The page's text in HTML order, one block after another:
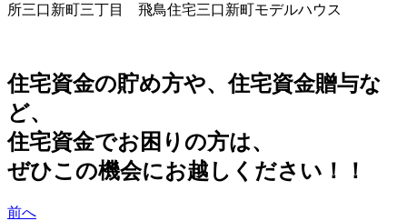
所三口新町三丁目 飛鳥住宅三口新町モデルハウス
住宅資金の貯め方や、住宅資金贈与な
ど、
住宅資金でお困りの方は、
ぜひこの機会にお越しください！！
前へ